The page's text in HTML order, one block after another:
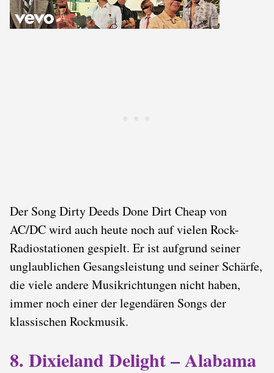
Der Song Dirty Deeds Done Dirt Cheap von
AC/DC wird auch heute noch auf vielen Rock-
Radiostationen gespielt. Er ist aufgrund seiner
unglaublichen Gesangsleistung und seiner Schärfe,
die viele andere Musikrichtungen nicht haben,
immer noch einer der legendären Songs der
klassischen Rockmusik.
8. Dixieland Delight – Alabama